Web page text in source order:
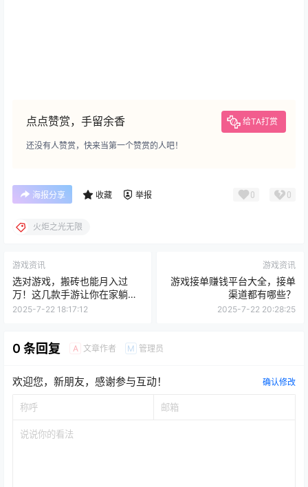
点点赞赏，手留余香 给TA打赏
还没有人赞赏，快来当第一个赞赏的人吧！
海报分享 收藏 举报 0 0
火炬之光无限
游戏资讯
选对游戏，搬砖也能月入过
万！这几款手游让你在家躺着
赚钱！
2025-7-22 18:17:12
游戏资讯
游戏接单赚钱平台大全，接单
渠道都有哪些？
2025-7-22 20:28:25
0 条回复 A 文章作者 M 管理员
欢迎您，新朋友，感谢参与互动！ 确认修改